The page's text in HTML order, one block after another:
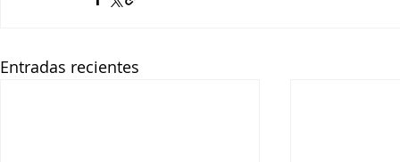
Entradas recientes